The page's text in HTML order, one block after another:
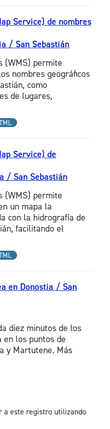
Service) de nombres
/ San Sebastián
(WMS) permite
nombres geográficos
como
de lugares,
Service) de
/ San Sebastián
(WMS) permite
un mapa la
con la hidrografía de
facilitando el
en Donostia / San
diez minutos de los
los puntos de
y Martutene. Más
a este registro utilizando